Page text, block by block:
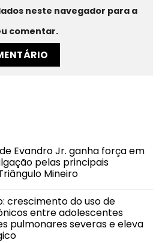
neste navegador para a
comentar.
Evandro Jr. ganha força em
pelas principais
Mineiro
crescimento do uso de
entre adolescentes
pulmonares severas e eleva